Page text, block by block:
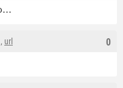
0
url